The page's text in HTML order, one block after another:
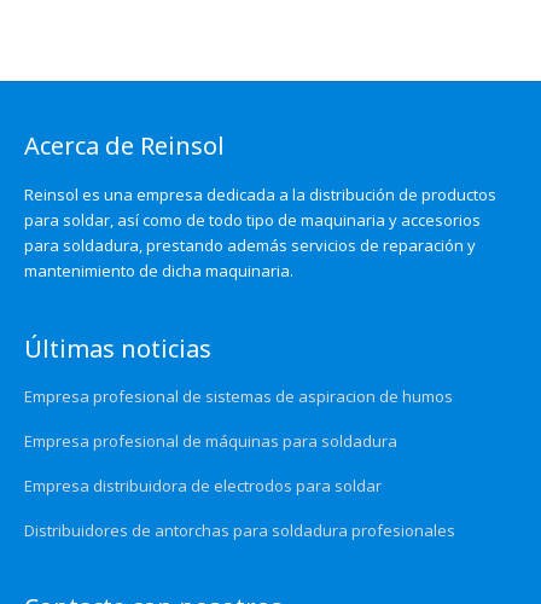
Acerca de Reinsol
Reinsol es una empresa dedicada a la distribución de productos
para soldar, así como de todo tipo de maquinaria y accesorios
para soldadura, prestando además servicios de reparación y
mantenimiento de dicha maquinaria.
Últimas noticias
Empresa profesional de sistemas de aspiracion de humos
Empresa profesional de máquinas para soldadura
Empresa distribuidora de electrodos para soldar
Distribuidores de antorchas para soldadura profesionales